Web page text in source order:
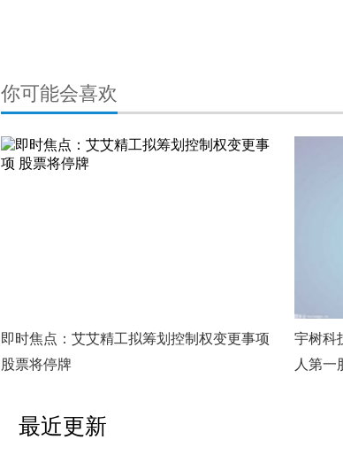
你可能会喜欢
即时焦点：艾艾精工拟筹划控制权变更事项
股票将停牌
宇树科
人第一
最近更新